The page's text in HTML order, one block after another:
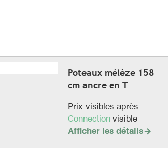
Poteaux mélèze 158
cm ancre en T
Prix visibles après
Connection visible
Afficher les détails